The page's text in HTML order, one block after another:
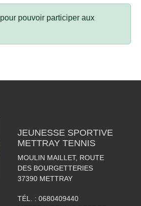
pour pouvoir participer aux
JEUNESSE SPORTIVE
METTRAY TENNIS
MOULIN MAILLET, ROUTE
DES BOURGETTERIES
37390 METTRAY
TÉL. : 0680409440